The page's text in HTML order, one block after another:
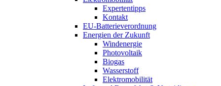
Expertentipps
Kontakt
EU-Batterieverordnung
Energien der Zukunft
Windenergie
Photovoltaik
Biogas
Wasserstoff
Elektromobilität